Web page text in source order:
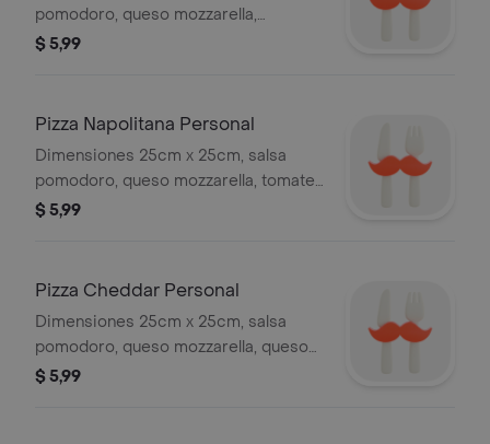
pomodoro, queso mozzarella,
menestra, tocino.
$ 5,99
Pizza Napolitana Personal
Dimensiones 25cm x 25cm, salsa
pomodoro, queso mozzarella, tomate,
albahaca, orégano, pimienta.
$ 5,99
Pizza Cheddar Personal
Dimensiones 25cm x 25cm, salsa
pomodoro, queso mozzarella, queso
cheddar y jamón.
$ 5,99